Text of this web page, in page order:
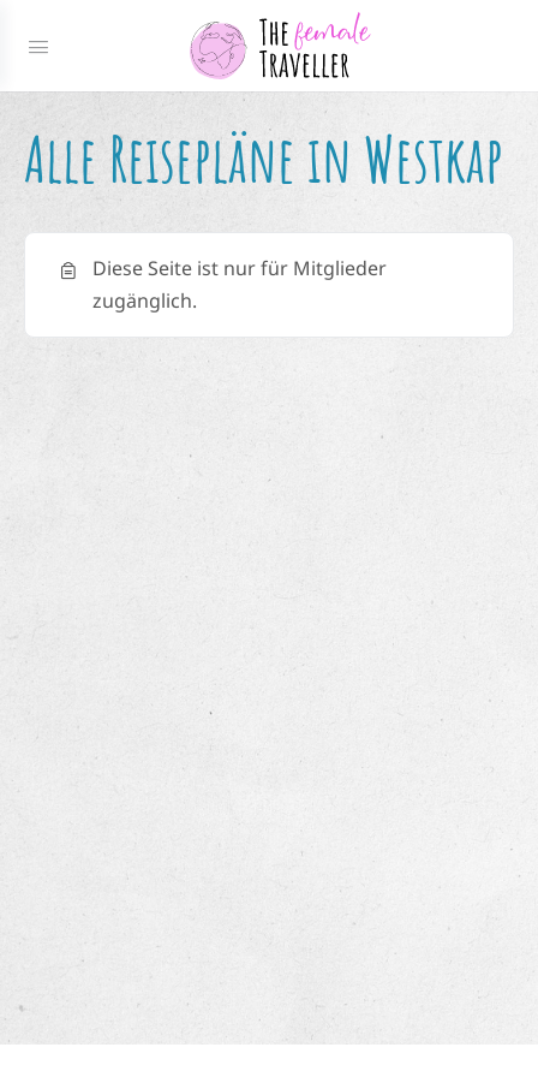
Alle Reisepläne in Westkap
Diese Seite ist nur für Mitglieder
zugänglich.